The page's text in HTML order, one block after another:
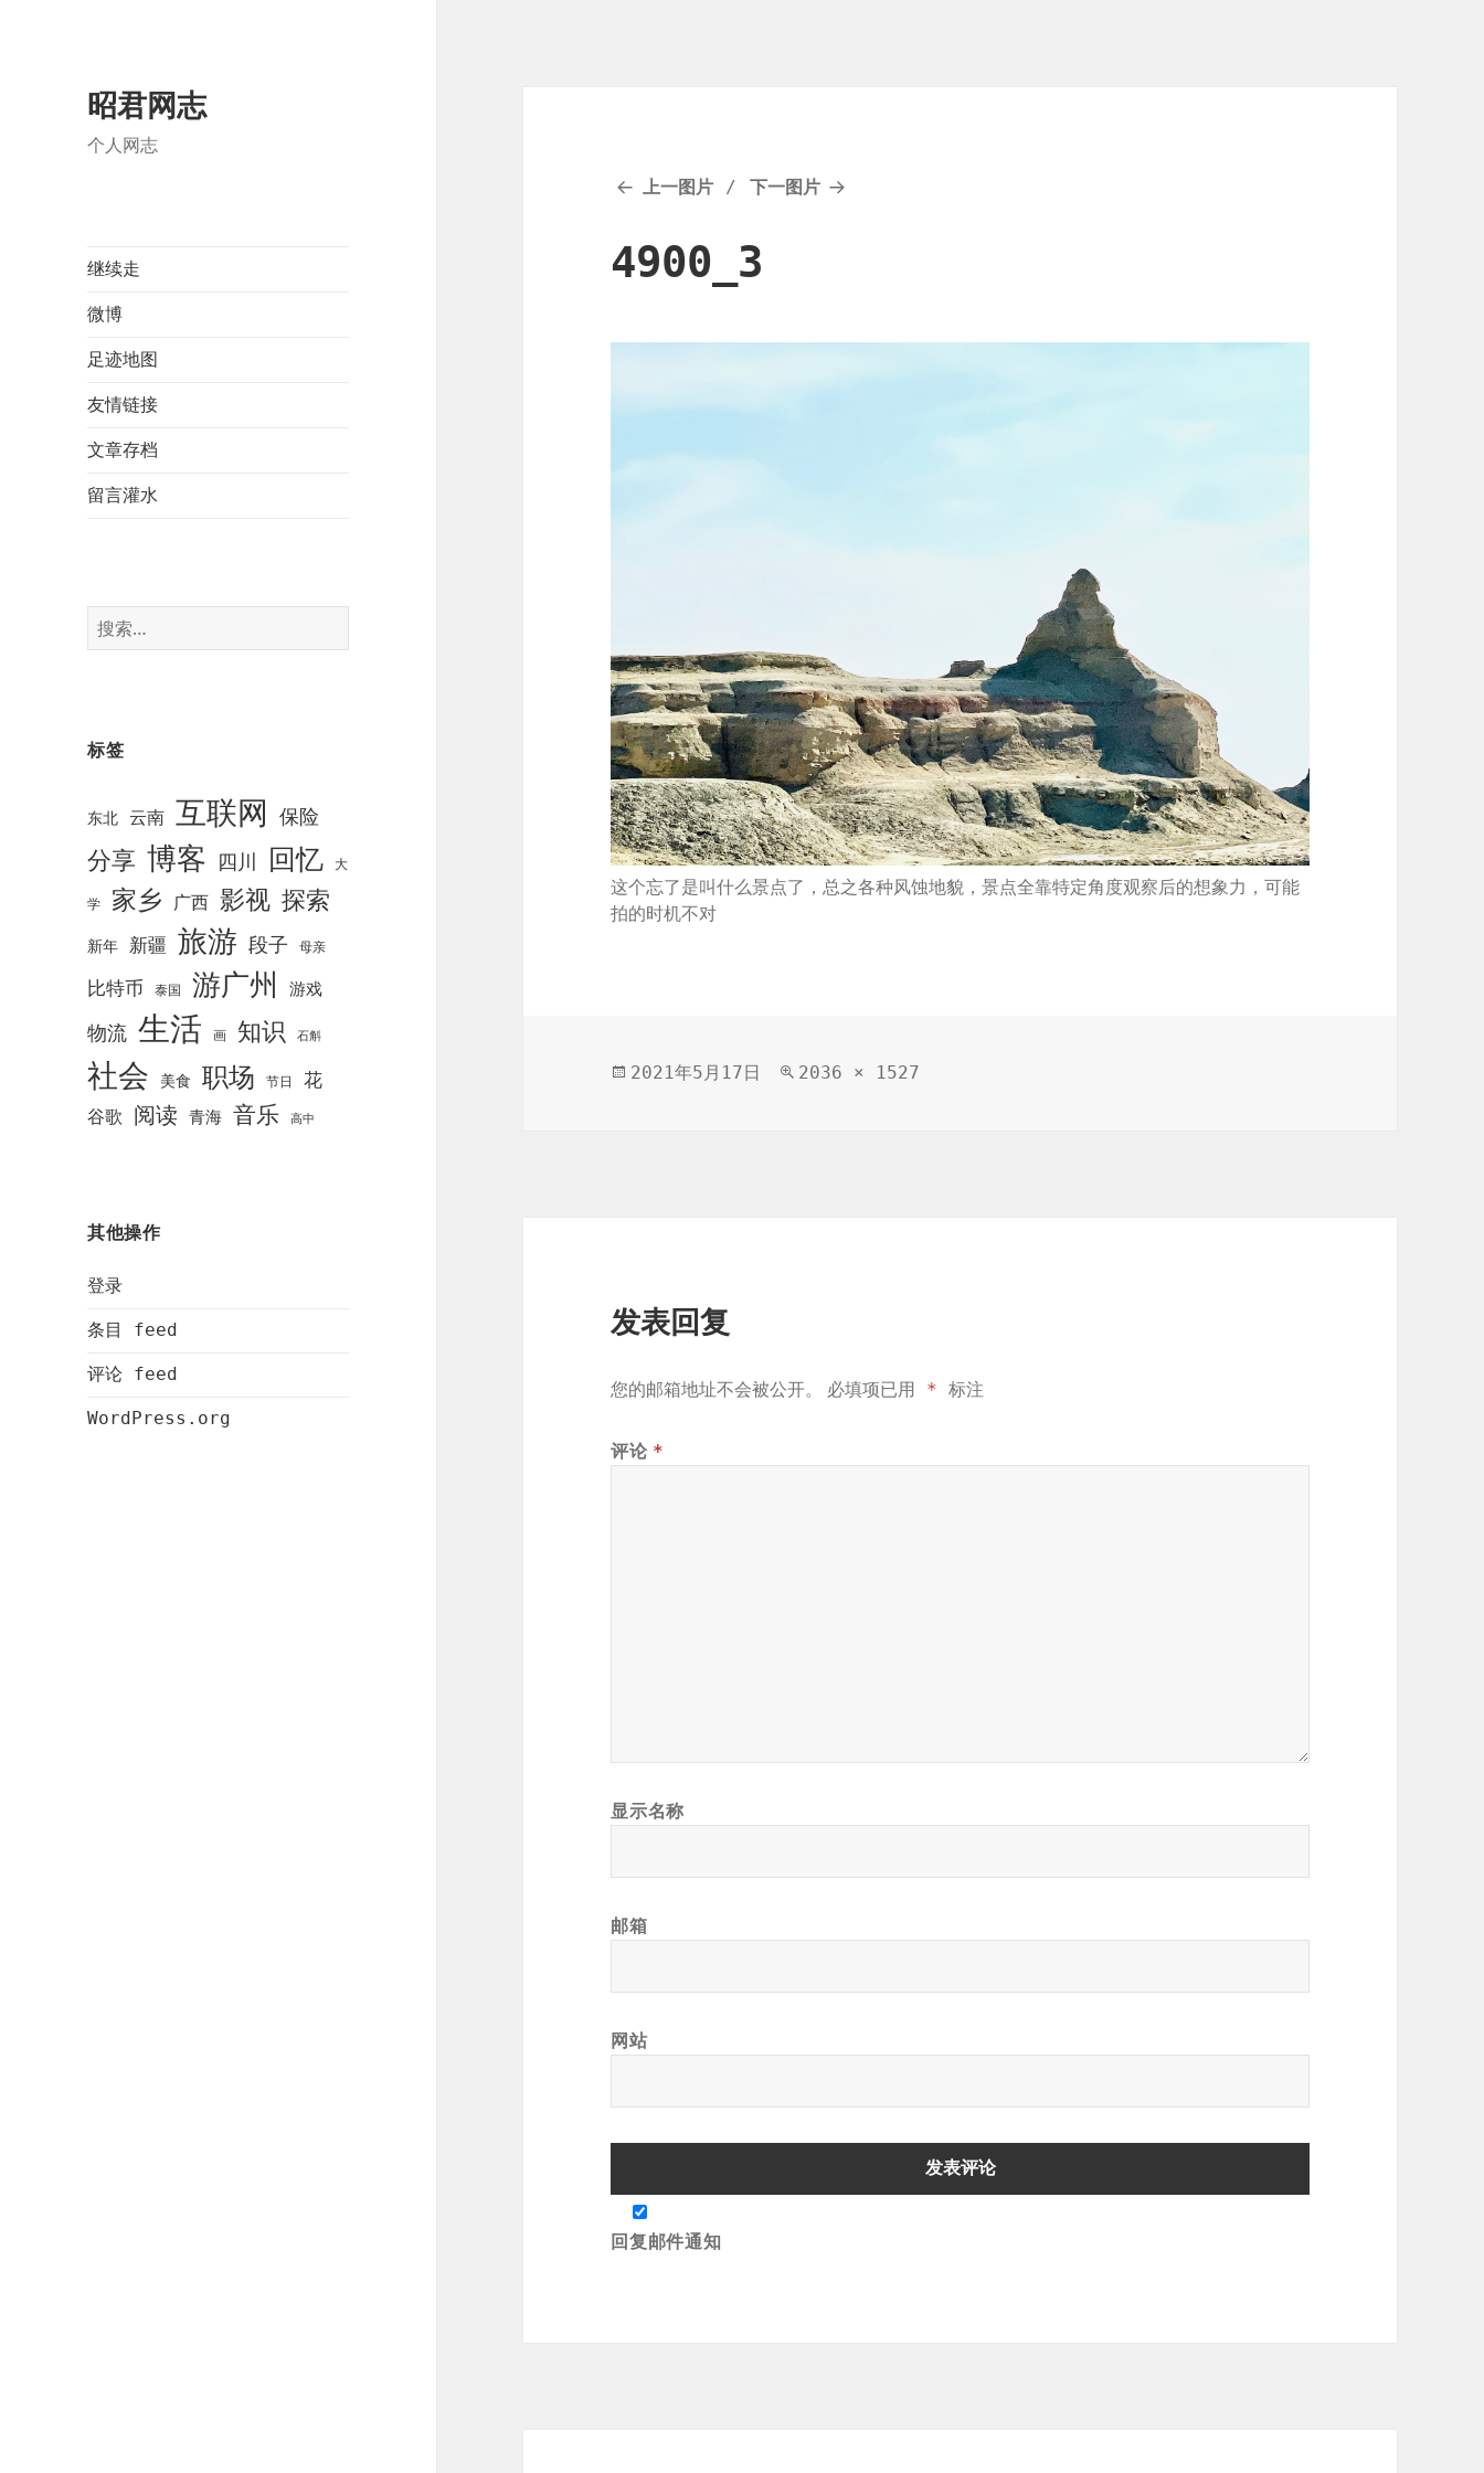
昭君网志
个人网志
继续走
微博
足迹地图
友情链接
文章存档
留言灌水
搜
索
标签
东北 云南 互联网 保险
分享 博客 四川 回忆 大
学 家乡 广西 影视 探索
新年 新疆 旅游 段子 母亲
比特币 泰国 游广州 游戏
物流 生活 画 知识 石斛
社会 美食 职场 节日
花
谷歌
阅读 青海 音乐 高中
其他操作
登录
条目 feed
评论 feed
WordPress.org
上一图片 下一图片
4900_3
这个忘了是叫什么景点了，总之各种风蚀地貌，景点全靠特定角度观察后的想象力，可能
拍的时机不对
发
2021年5月17日
原
2036 × 1527
发表回复
您的邮箱地址不会被公开。 必填项已用 * 标注
评论 *
显示名称
邮箱
网站
回复邮件通知